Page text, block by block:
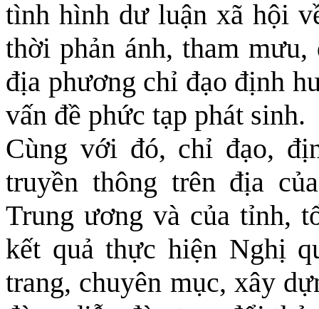
tình hình dư luận xã hội
thời phản ánh, tham
địa phương chỉ đạo định
vấn đề phức tạp phát sinh.
Cùng với đó, chỉ đạo,
truyền thông trên địa
Trung ương và của tỉnh,
kết quả thực hiện Nghị
trang, chuyên mục, xây